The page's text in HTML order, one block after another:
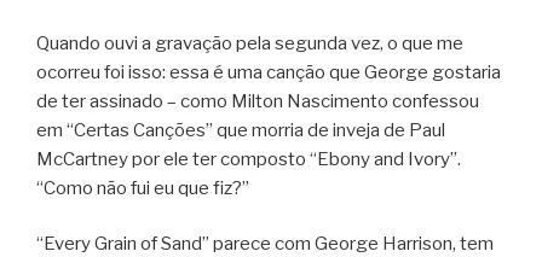
Quando ouvi a gravação pela segunda vez, o que me
ocorreu foi isso: essa é uma canção que George gostaria
de ter assinado – como Milton Nascimento confessou
em “Certas Canções” que morria de inveja de Paul
McCartney por ele ter composto “Ebony and Ivory”.
“Como não fui eu que fiz?”
“Every Grain of Sand” parece com George Harrison, tem